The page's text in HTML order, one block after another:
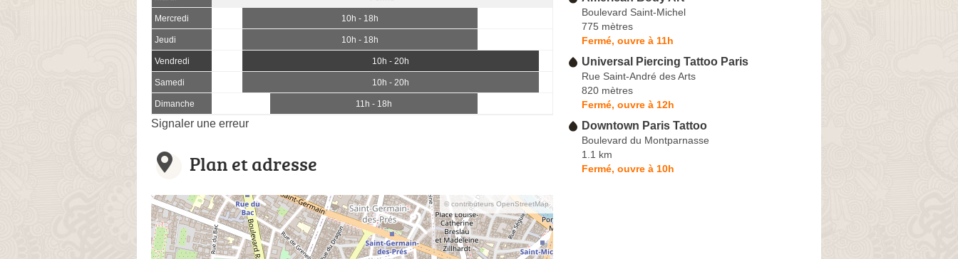
Mercredi 10h - 18h
Jeudi 10h - 18h
Vendredi 10h - 20h
Samedi 10h - 20h
Dimanche 11h - 18h
Signaler une erreur
Plan et adresse
© contributeurs OpenStreetMap
Boulevard Saint-Michel
775 mètres
Fermé, ouvre à 11h
Universal Piercing Tattoo Paris
Rue Saint-André des Arts
820 mètres
Fermé, ouvre à 12h
Downtown Paris Tattoo
Boulevard du Montparnasse
1.1 km
Fermé, ouvre à 10h